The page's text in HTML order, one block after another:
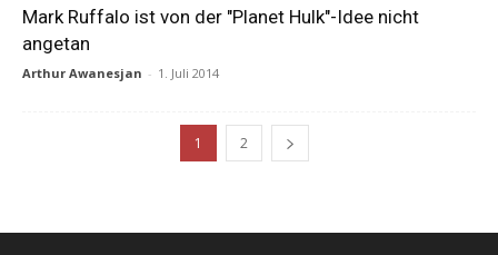
Mark Ruffalo ist von der "Planet Hulk"-Idee nicht
angetan
Arthur Awanesjan - 1. Juli 2014
1 2